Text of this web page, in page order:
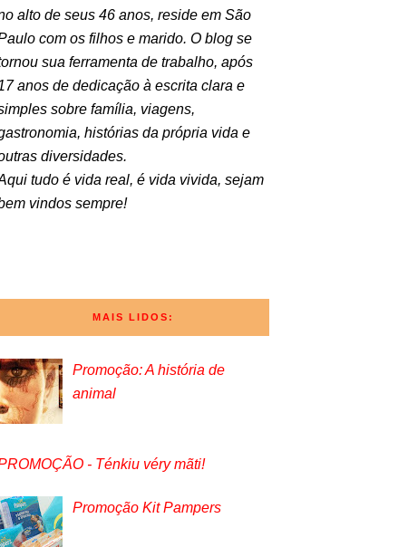
alto de seus 46 anos, reside em São
com os filhos e marido. O blog se
sua ferramenta de trabalho, após
anos de dedicação à escrita clara e
sobre família, viagens,
histórias da própria vida e
diversidades.
tudo é vida real, é vida vivida, sejam
vindos sempre!
MAIS LIDOS:
Promoção: A história de
animal
- Ténkiu véry mãti!
Promoção Kit Pampers